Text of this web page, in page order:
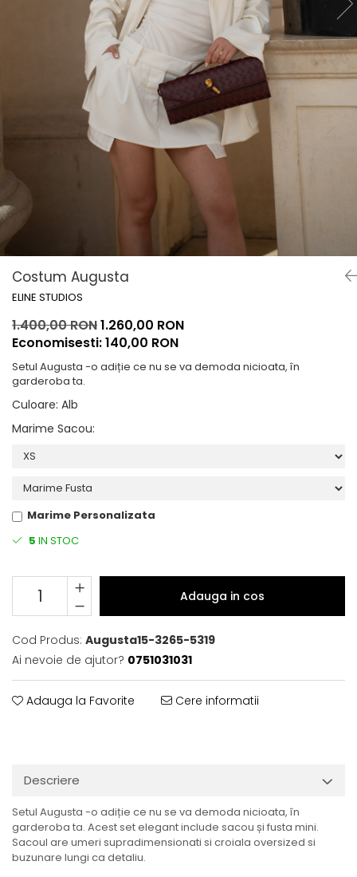
Costum Augusta
ELINE STUDIOS
1.400,00 RON1.260,00 RON
Economisesti:140,00 RON
Setul Augusta -o adiție ce nu se va demoda nicioata, în
garderoba ta.
Culoare: Alb
Marime Sacou:
Marime Personalizata
5 IN STOC
Adauga in cos
Cod Produs: Augusta15-3265-5319
Ai nevoie de ajutor? 0751031031
Adauga la Favorite Cere informatii
Descriere
Setul Augusta -o adiție ce nu se va demoda nicioata, în
garderoba ta. Acest set elegant include sacou și fusta mini.
Sacoul are umeri supradimensionati si croiala oversized si
buzunare lungi ca detaliu.